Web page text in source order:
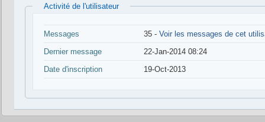
Activité de l'utilisateur
Messages 35 - Voir les messages de cet
Dernier message
22-Jan-2014 08:24
Date d'inscription
19-Oct-2013